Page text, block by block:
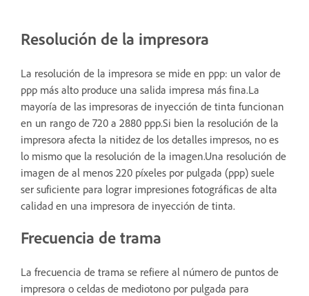
Resolución de la impresora
La resolución de la impresora se mide en ppp: un valor de
ppp más alto produce una salida impresa más fina.La
mayoría de las impresoras de inyección de tinta funcionan
en un rango de 720 a 2880 ppp.Si bien la resolución de la
impresora afecta la nitidez de los detalles impresos, no es
lo mismo que la resolución de la imagen.Una resolución de
imagen de al menos 220 píxeles por pulgada (ppp) suele
ser suficiente para lograr impresiones fotográficas de alta
calidad en una impresora de inyección de tinta.
Frecuencia de trama
La frecuencia de trama se refiere al número de puntos de
impresora o celdas de mediotono por pulgada para